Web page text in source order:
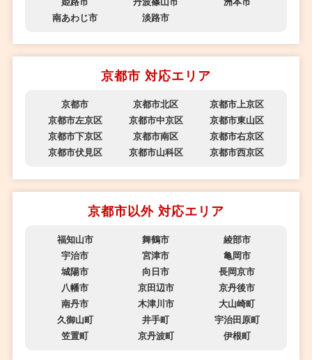
南あわじ市
淡路市
京都市 対応エリア
京都市 京都市北区
京都市上京区
京都市左京区
京都市中京区
京都市東山区
京都市下京区
京都市南区
京都市右京区
京都市伏見区
京都市山科区 京都市西京区
京都市以外 対応エリア
福知山市 舞鶴市
綾部市
宇治市
宮津市
亀岡市
城陽市
向日市
長岡京市
八幡市
京田辺市
京丹後市
南丹市
木津川市
大山崎町
久御山町
井手町
宇治田原町
笠置町
京丹波町 伊根町